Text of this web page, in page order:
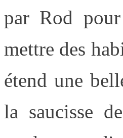
par Rod
mettre des
étend une
la saucisse